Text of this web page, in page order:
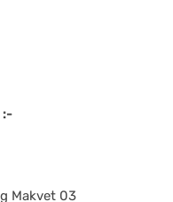
:-
Makvet 03